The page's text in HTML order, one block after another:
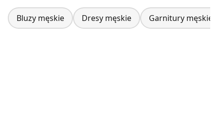
Bluzy męskie Dresy męskie Garnitury męskie